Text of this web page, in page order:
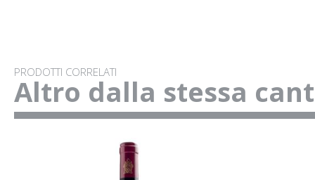
PRODOTTI CORRELATI
Altro dalla stessa